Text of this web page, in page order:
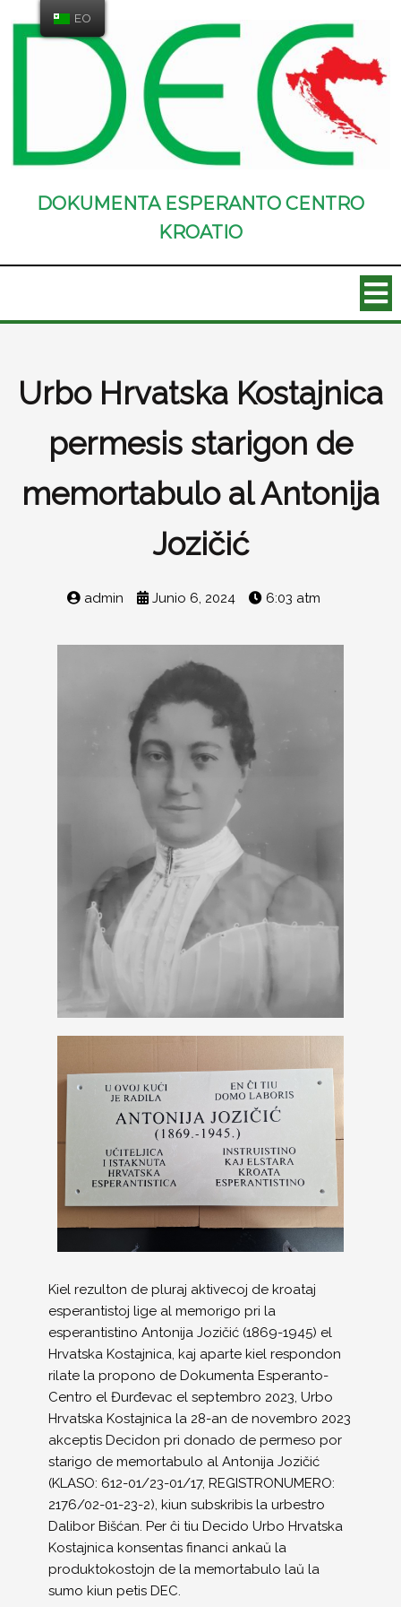
DOKUMENTA ESPERANTO CENTRO
KROATIO
Urbo Hrvatska Kostajnica
permesis starigon de
memortabulo al Antonija
Jozičić
admin Junio 6, 2024 6:03 atm
Kiel rezulton de pluraj aktivecoj de kroataj
esperantistoj lige al memorigo pri la
esperantistino Antonija Jozičić (1869-1945) el
Hrvatska Kostajnica, kaj aparte kiel respondon
rilate la propono de Dokumenta Esperanto-
Centro el Đurđevac el septembro 2023, Urbo
Hrvatska Kostajnica la 28-an de novembro 2023
akceptis Decidon pri donado de permeso por
starigo de memortabulo al Antonija Jozičić
(KLASO: 612-01/23-01/17, REGISTRONUMERO:
2176/02-01-23-2), kiun subskribis la urbestro
Dalibor Bišćan. Per ĉi tiu Decido Urbo Hrvatska
Kostajnica konsentas financi ankaŭ la
produktokostojn de la memortabulo laŭ la
sumo kiun petis DEC.
EO